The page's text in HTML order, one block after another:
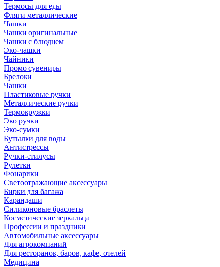
Термосы для еды
Фляги металлические
Чашки
Чашки оригинальные
Чашки с блюдцем
Эко-чашки
Чайники
Промо сувениры
Брелоки
Чашки
Пластиковые ручки
Металлические ручки
Термокружки
Эко ручки
Эко-сумки
Бутылки для воды
Антистрессы
Ручки-стилусы
Рулетки
Фонарики
Светоотражающие аксессуары
Бирки для багажа
Карандаши
Силиконовые браслеты
Косметические зеркальца
Профессии и праздники
Автомобильные аксессуары
Для агрокомпаний
Для ресторанов, баров, кафе, отелей
Медицина